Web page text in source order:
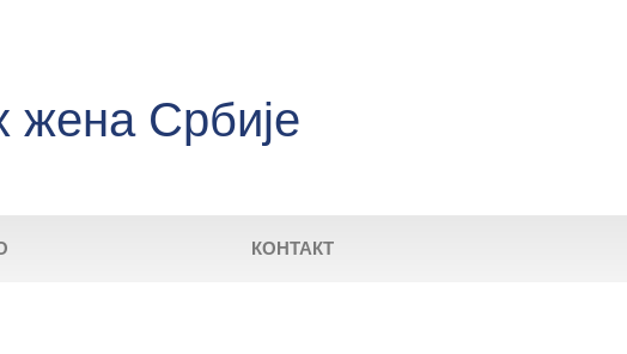
жена Србије
КОНТАКТ